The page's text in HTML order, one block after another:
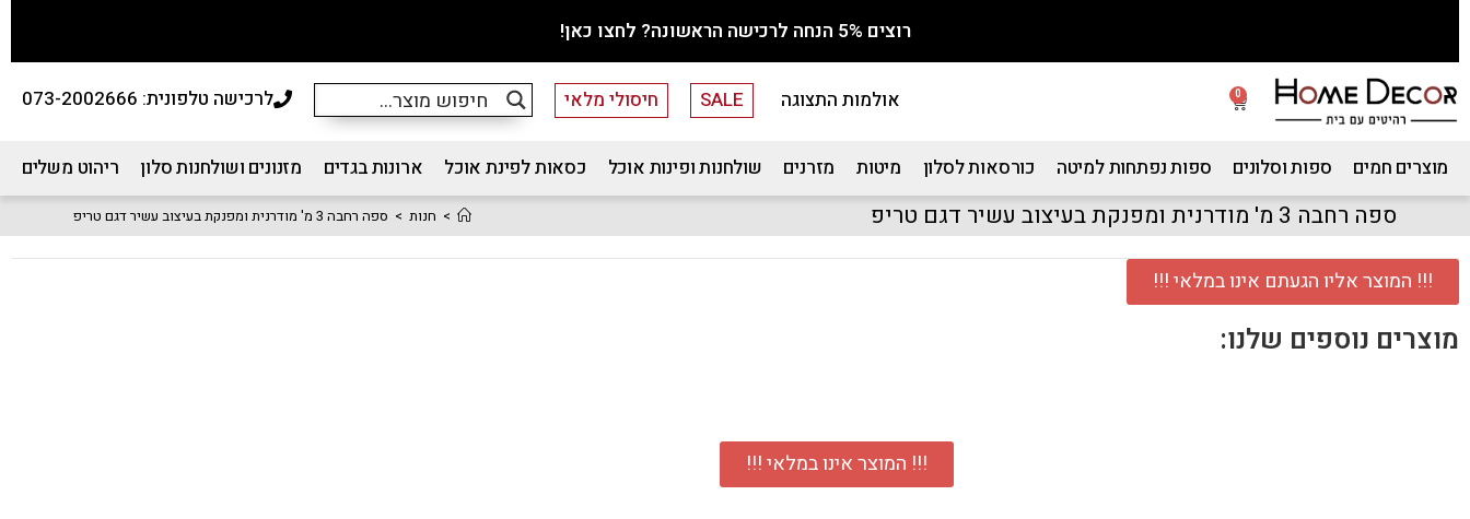
רוצים 5% הנחה לרכישה הראשונה? לחצו כאן!
0 אולמות התצוגה SALE חיסולי מלאי לרכישה טלפונית: 073-2002666
מוצרים חמים ספות וסלונים ספות נפתחות למיטה כורסאות לסלון מיטות מזרנים שולחנות ופינות אוכל כסאות לפינת אוכל ארונות בגדים מזנונים ושולחנות סלון ריהוט משלים
ספה רחבה 3 מ' מודרנית ומפנקת בעיצוב עשיר דגם טריפ > חנות > ספה רחבה 3 מ' מודרנית ומפנקת בעיצוב עשיר דגם טריפ
!!! המוצר אליו הגעתם אינו במלאי !!!
מוצרים נוספים שלנו:
!!! המוצר אינו במלאי !!!